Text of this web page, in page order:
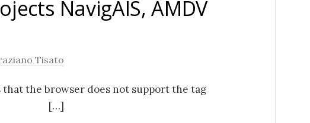
NavigAIS, AMDV
Tisato
that the browser does not support the tag
[…]